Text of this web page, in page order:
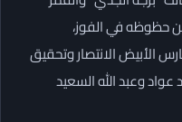
حظوظه في الفوز،
الأبيض الانتصار وتحقيق
وعبد الله السعيد